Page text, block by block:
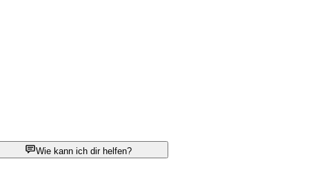
Wie kann ich dir helfen?